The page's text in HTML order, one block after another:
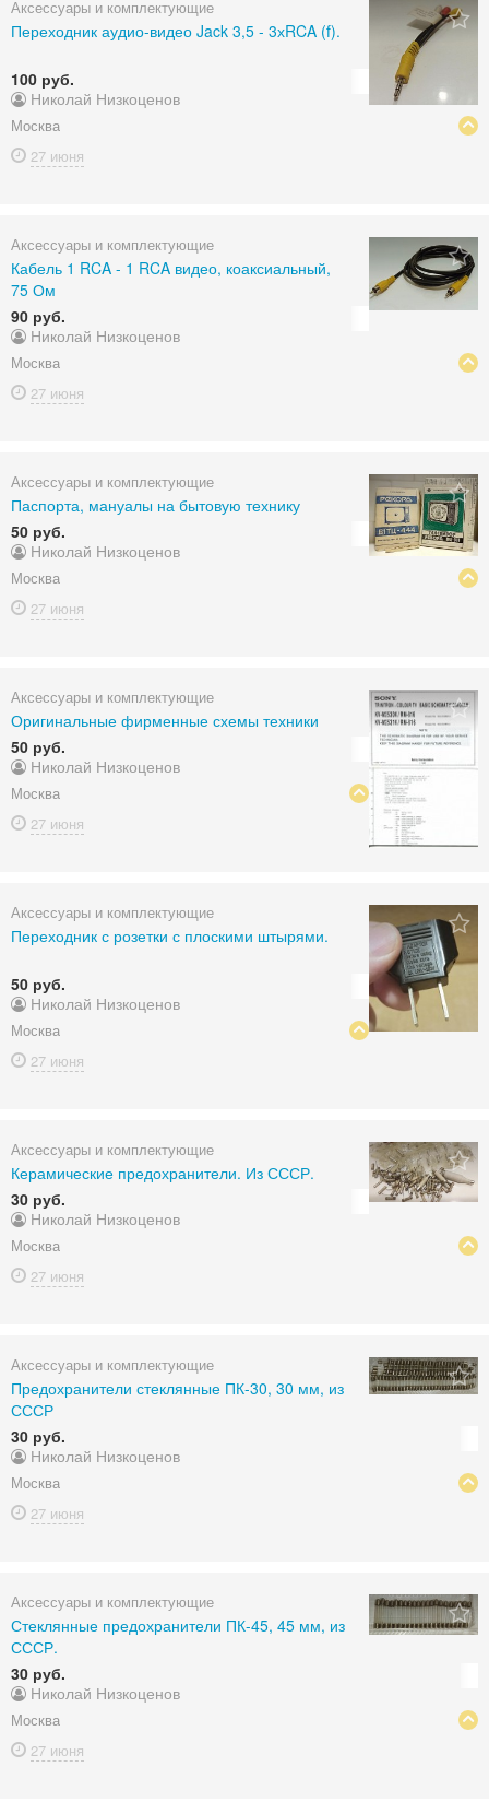
Аксессуары и комплектующие
Переходник аудио-видео Jack 3,5 - 3хRCA (f).
100 руб.
Николай Низкоценов
Москва
27 июня
Аксессуары и комплектующие
Кабель 1 RCA - 1 RCA видео, коаксиальный,
75 Ом
90 руб.
Николай Низкоценов
Москва
27 июня
Аксессуары и комплектующие
Паспорта, мануалы на бытовую технику
50 руб.
Николай Низкоценов
Москва
27 июня
Аксессуары и комплектующие
Оригинальные фирменные схемы техники
50 руб.
Николай Низкоценов
Москва
27 июня
Аксессуары и комплектующие
Переходник с розетки с плоскими штырями.
50 руб.
Николай Низкоценов
Москва
27 июня
Аксессуары и комплектующие
Керамические предохранители. Из СССР.
30 руб.
Николай Низкоценов
Москва
27 июня
Аксессуары и комплектующие
Предохранители стеклянные ПК-30, 30 мм, из
СССР
30 руб.
Николай Низкоценов
Москва
27 июня
Аксессуары и комплектующие
Стеклянные предохранители ПК-45, 45 мм, из
СССР.
30 руб.
Николай Низкоценов
Москва
27 июня